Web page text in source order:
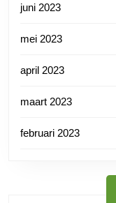
juni 2023
mei 2023
april 2023
maart 2023
februari 2023